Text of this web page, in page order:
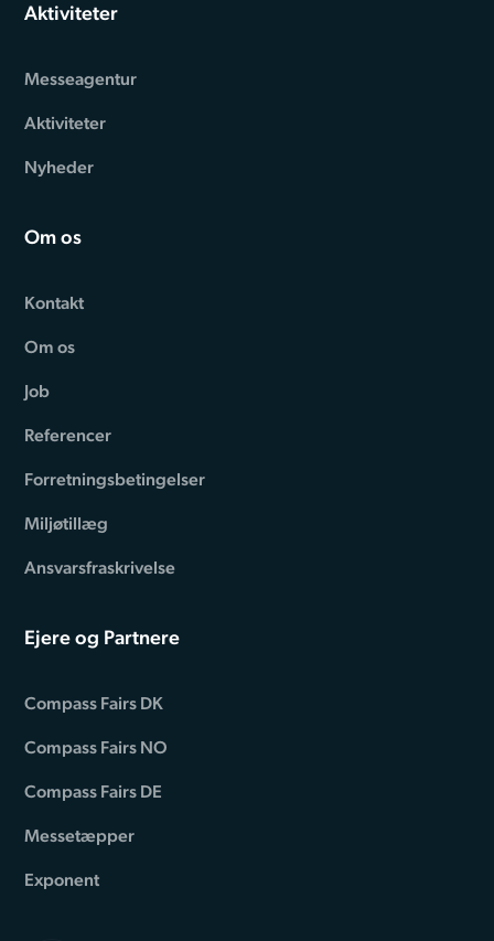
Aktiviteter
Messeagentur
Aktiviteter
Nyheder
Om os
Kontakt
Om os
Job
Referencer
Forretningsbetingelser
Miljøtillæg
Ansvarsfraskrivelse
Ejere og Partnere
Compass Fairs DK
Compass Fairs NO
Compass Fairs DE
Messetæpper
Exponent